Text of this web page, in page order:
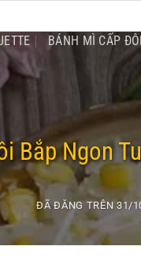
BÁNH MÌ CẤP
Bắp Ngon
ĐÃ ĐĂNG TRÊN 31/